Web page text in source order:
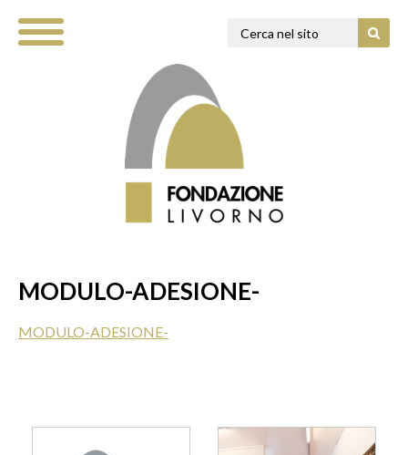
MODULO-ADESIONE-
MODULO-ADESIONE-